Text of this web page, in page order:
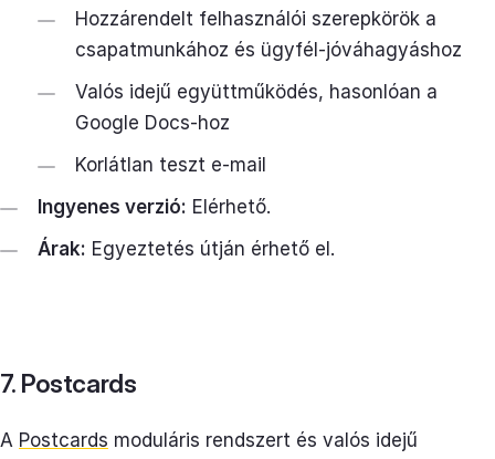
Hozzárendelt felhasználói szerepkörök a
csapatmunkához és ügyfél-jóváhagyáshoz
Valós idejű együttműködés, hasonlóan a
Google Docs-hoz
Korlátlan teszt e-mail
Ingyenes verzió: Elérhető.
Árak: Egyeztetés útján érhető el.
7. Postcards
A Postcards moduláris rendszert és valós idejű